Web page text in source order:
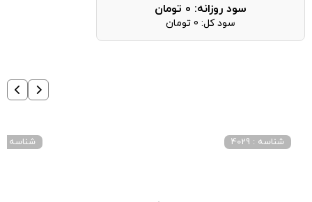
سود روزانه: 0 تومان
سود کل: 0 تومان
شناسه : 4029 شناسه : 3084